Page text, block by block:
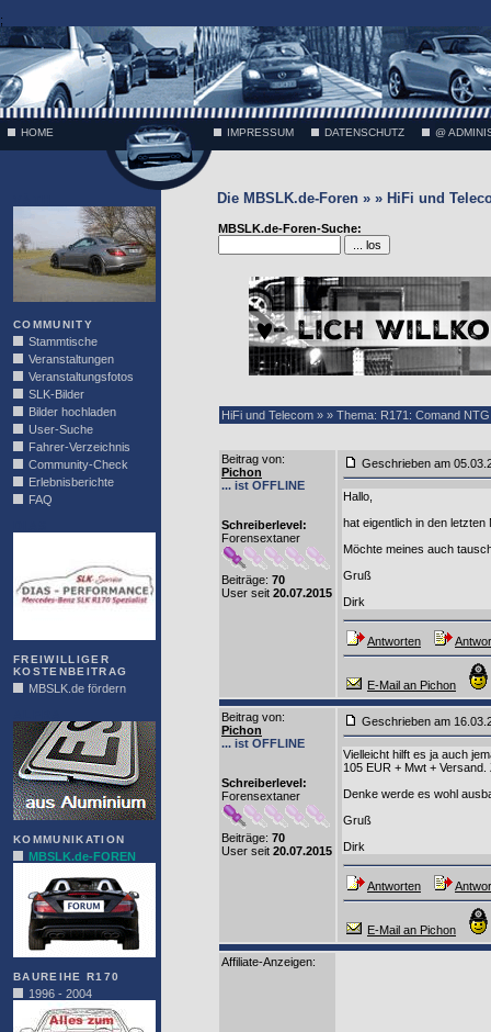
;
HOME IMPRESSUM DATENSCHUTZ @
COMMUNITY
Stammtische
Veranstaltungen
Veranstaltungsfotos
SLK-Bilder
Bilder hochladen
User-Suche
Fahrer-Verzeichnis
Community-Check
Erlebnisberichte
FAQ
FREIWILLIGER
KOSTENBEITRAG
MBSLK.de fördern
KOMMUNIKATION
MBSLK.de-FOREN
BAUREIHE R170
1996 - 2004
Die MBSLK.de-Foren » » HiFi und
MBSLK.de-Foren-Suche:
HiFi und Telecom » » Thema: R171: Comand
Beitrag von:
Pichon
... ist OFFLINE
Schreiberlevel:
Forensextaner
Beiträge: 70
User seit 20.07.2015
Geschrieben am
Hallo,
hat eigentlich in den
Möchte meines auch
Gruß
Dirk
Antworten
E-Mail an Pichon
Beitrag von:
Pichon
... ist OFFLINE
Schreiberlevel:
Forensextaner
Beiträge: 70
User seit 20.07.2015
Geschrieben am
Vielleicht hilft es ja auch
105 EUR + Mwt +
Denke werde es wohl
Gruß
Dirk
Antworten
E-Mail an Pichon
Affiliate-Anzeigen: